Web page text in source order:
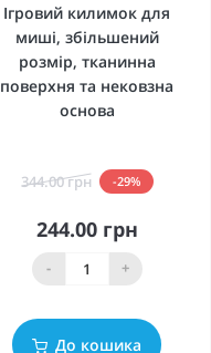
Ігровий килимок для
миші, збільшений
розмір, тканинна
поверхня та нековзна
основа
344.00 грн -29%
244.00 грн
- +
До кошика